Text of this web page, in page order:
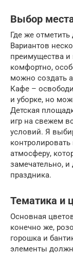
Выбор
Где же
Вариантов
преимущества и
комфортно,
можно создать
Кафе –
и уборке, но
Детская
игр на свежем
условий. Я
атмосферу,
замечательно,
праздника.
Тематика и
Основная
конечно же,
горошка и
элементы